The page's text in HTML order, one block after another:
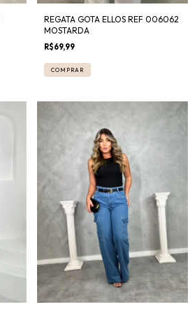
REGATA GOTA ELLOS REF 006062
MOSTARDA
R$69,99
COMPRAR